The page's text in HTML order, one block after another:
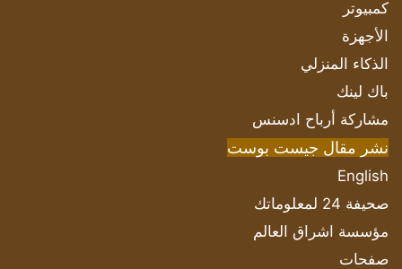
كمبيوتر
الأجهزة
الذكاء المنزلي
باك لينك
مشاركة أرباح ادسنس
نشر مقال جيست بوست
English
صحيفة 24 لمعلوماتك
مؤسسة اشراق العالم
صفحات